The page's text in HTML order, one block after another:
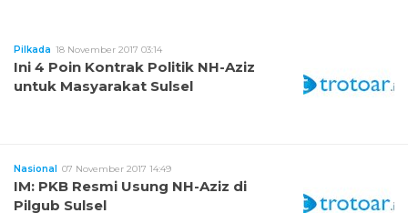
Pilkada 18 November 2017 03:14
Ini 4 Poin Kontrak Politik NH-Aziz
untuk Masyarakat Sulsel
Nasional 07 November 2017 14:49
IM: PKB Resmi Usung NH-Aziz di
Pilgub Sulsel